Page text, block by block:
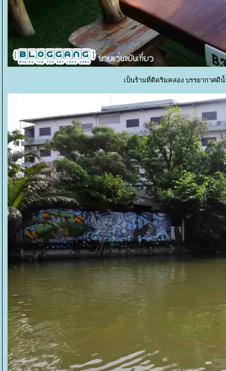
เป็นร้านที่ติดริมคลอง บรรยากาศดี